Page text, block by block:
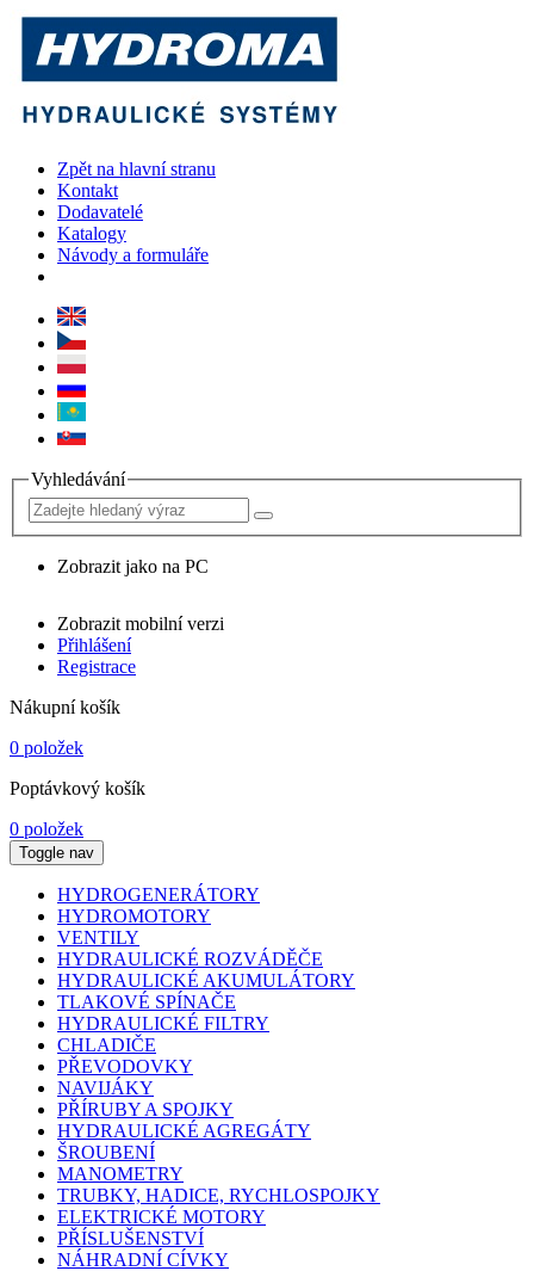
Zpět na hlavní stranu
Kontakt
Dodavatelé
Katalogy
Návody a formuláře
Vyhledávání
Zobrazit jako na PC
Zobrazit mobilní verzi
Přihlášení
Registrace
Nákupní košík
0 položek
Poptávkový košík
0 položek
Toggle nav
HYDROGENERÁTORY
HYDROMOTORY
VENTILY
HYDRAULICKÉ ROZVÁDĚČE
HYDRAULICKÉ AKUMULÁTORY
TLAKOVÉ SPÍNAČE
HYDRAULICKÉ FILTRY
CHLADIČE
PŘEVODOVKY
NAVIJÁKY
PŘÍRUBY A SPOJKY
HYDRAULICKÉ AGREGÁTY
ŠROUBENÍ
MANOMETRY
TRUBKY, HADICE, RYCHLOSPOJKY
ELEKTRICKÉ MOTORY
PŘÍSLUŠENSTVÍ
NÁHRADNÍ CÍVKY